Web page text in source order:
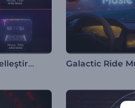
Parıltılı Neon Ritim Görselleştirici Galactic Ride